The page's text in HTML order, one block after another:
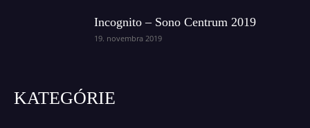
Incognito – Sono Centrum 2019
19. novembra 2019
KATEGÓRIE